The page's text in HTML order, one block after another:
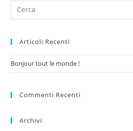
Articoli Recenti
Bonjour tout le monde !
Commenti Recenti
Archivi